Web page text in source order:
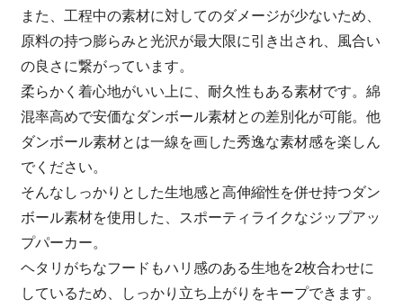
また、工程中の素材に対してのダメージが少ないため、
原料の持つ膨らみと光沢が最大限に引き出され、風合い
の良さに繋がっています。
柔らかく着心地がいい上に、耐久性もある素材です。綿
混率高めで安価なダンボール素材との差別化が可能。他
ダンボール素材とは一線を画した秀逸な素材感を楽しん
でください。
そんなしっかりとした生地感と高伸縮性を併せ持つダン
ボール素材を使用した、スポーティライクなジップアッ
プパーカー。
ヘタリがちなフードもハリ感のある生地を2枚合わせに
しているため、しっかり立ち上がりをキープできます。